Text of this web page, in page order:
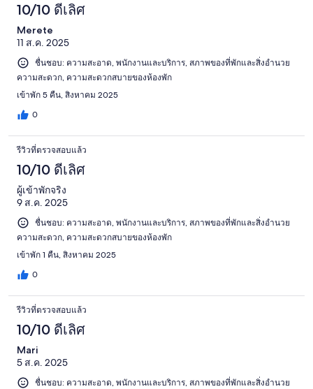
10/10 ดีเลิศ
Merete
11 ส.ค. 2025
ชื่นชอบ: ความสะอาด, พนักงานและบริการ, สภาพของที่พักและสิ่งอำนวย
ความสะดวก, ความสะดวกสบายของห้องพัก
เข้าพัก 5 คืน, สิงหาคม 2025
0
รีวิวที่ตรวจสอบแล้ว
10/10 ดีเลิศ
ผู้เข้าพักจริง
9 ส.ค. 2025
ชื่นชอบ: ความสะอาด, พนักงานและบริการ, สภาพของที่พักและสิ่งอำนวย
ความสะดวก, ความสะดวกสบายของห้องพัก
เข้าพัก 1 คืน, สิงหาคม 2025
0
รีวิวที่ตรวจสอบแล้ว
10/10 ดีเลิศ
Mari
5 ส.ค. 2025
ชื่นชอบ: ความสะอาด, พนักงานและบริการ, สภาพของที่พักและสิ่งอำนวย